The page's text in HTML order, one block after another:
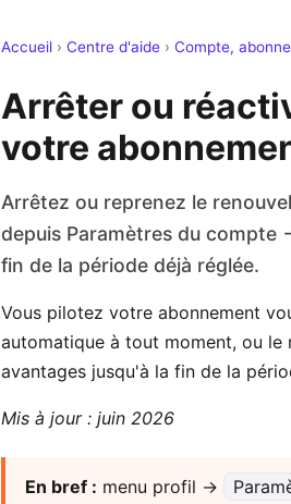
Accueil › Centre d'aide › Compte,
Arrêter ou
votre
Arrêtez ou reprenez le
depuis Paramètres du compte
fin de la période déjà réglée.
Vous pilotez votre abonnement
automatique à tout moment, ou le
avantages jusqu'à la fin de la
Mis à jour : juin 2026
En bref : menu profil →